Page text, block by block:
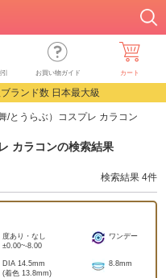
お買い物ガイド カート
ランド数 日本最大級
/とうらぶ）コスプレ カラコン
カラコンの検索結果
検索結果 4件
度あり・なし
±0.00~-8.00
ワンデー
DIA 14.5mm
(着色 13.8mm)
8.8mm